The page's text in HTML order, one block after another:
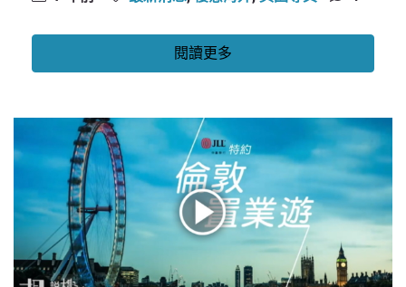
閱讀更多